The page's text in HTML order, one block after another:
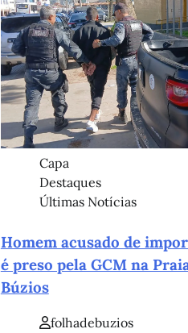
Capa
Destaques
Últimas Notícias
Homem acusado de
é preso pela GCM na
Búzios
folhadebuzios